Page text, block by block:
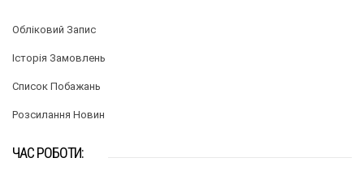
Обліковий Запис
Історія Замовлень
Список Побажань
Розсилання Новин
ЧАС РОБОТИ: